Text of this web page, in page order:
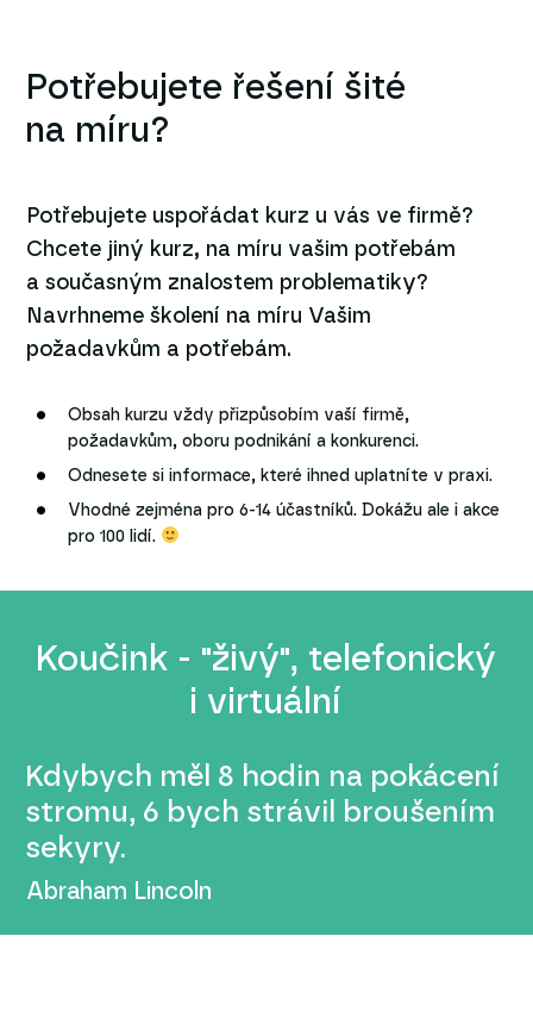
Potřebujete řešení šité
na míru?
Potřebujete uspořádat kurz u vás ve firmě?
Chcete jiný kurz, na míru vašim potřebám
a současným znalostem problematiky?
Navrhneme školení na míru Vašim
požadavkům a potřebám.
Obsah kurzu vždy přizpůsobím vaší firmě,
požadavkům, oboru podnikání a konkurenci.
Odnesete si informace, které ihned uplatníte v praxi.
Vhodné zejména pro 6-14 účastníků. Dokážu ale i akce
pro 100 lidí.
Koučink - "živý", telefonický
i virtuální
Kdybych měl 8 hodin na pokácení
stromu, 6 bych strávil broušením
sekyry.
Abraham Lincoln